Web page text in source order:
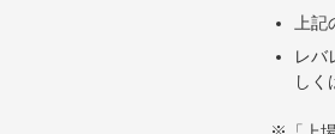
上
レバ
しく